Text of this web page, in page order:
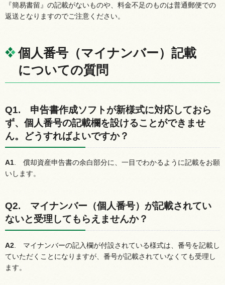
『簡易書留』の記載がないものや、料金不足のものは普通郵便での
返送となりますのでご注意ください。
個人番号（マイナンバー）記載
についての質問
Q1. 申告書作成ソフトが新様式に対応しておら
ず、個人番号の記載欄を設けることができませ
ん。どうすればよいですか？
A1 償却資産申告書の余白部分に、一目でわかるように記載をお願
いします。
Q2. マイナンバー（個人番号）が記載されてい
ないと受理してもらえませんか？
A2 マイナンバーの記入欄が付設されている様式は、番号を記載し
ていただくことになりますが、番号が記載されていなくても受理し
ます。